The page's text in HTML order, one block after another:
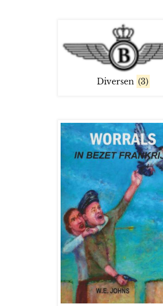
Diversen (3)